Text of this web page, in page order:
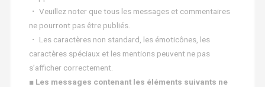
・ Veuillez noter que tous les messages et commentaires
ne pourront pas être publiés.
・ Les caractères non standard, les émoticônes, les
caractères spéciaux et les mentions peuvent ne pas
s’afficher correctement.
■ Les messages contenant les éléments suivants ne